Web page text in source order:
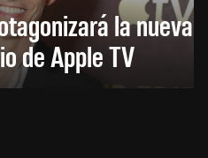
la nueva
de Apple TV